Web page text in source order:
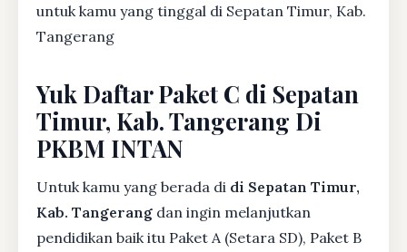
untuk kamu yang tinggal di Sepatan Timur, Kab.
Tangerang
Yuk Daftar Paket C di Sepatan
Timur, Kab. Tangerang Di
PKBM INTAN
Untuk kamu yang berada di di Sepatan Timur,
Kab. Tangerang dan ingin melanjutkan
pendidikan baik itu Paket A (Setara SD), Paket B